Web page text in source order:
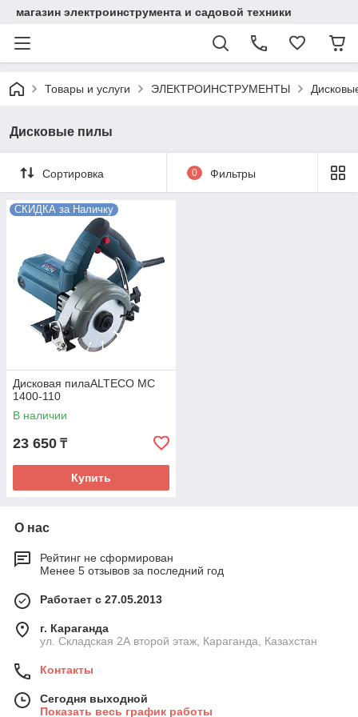
магазин электроинструмента и садовой техники
Товары и услуги ЭЛЕКТРОИНСТРУМЕНТЫ
Дисковые пилы
Сортировка 0 Фильтры
СКИДКА за Наличку
Дисковая пилаALTECO MС
1400-110
В наличии
23 650 ₸
Купить
О нас
Рейтинг не сформирован
Менее 5 отзывов за последний год
Работает с 27.05.2013
г. Караганда
ул. Складская 2А второй этаж, Караганда, Казахстан
Контакты
Сегодня выходной
Показать весь график работы